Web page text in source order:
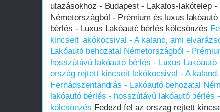
utazásokhoz - Budapest - Lakatos-lakótelep -
Németországból - Prémium és luxus
bérlés - Luxus Lakóautó bérlés kölcsönzés
kincseit lakókocsival - A kaland, ami
Lakóautó behozatal Németországból -
hosszútávú lakóautó bérlés - Luxus
ország rejtett kincseit lakókocsival - A
Hernádszentandrás - Lakóautó behozatal
lakóautó bérlés - hosszútávú lakóautó bérlés
kölcsönzés Fedezd fel az ország rejtett